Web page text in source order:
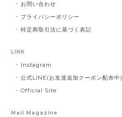
お問い合わせ
プライバシーポリシー
特定商取引法に基づく表記
LINK
Instagram
公式LINE(お友達追加クーポン配布中)
Official Site
Mail Magazine